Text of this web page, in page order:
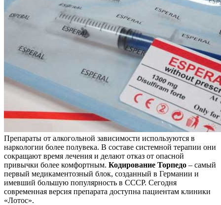
Препараты от алкогольной зависимости используются в
наркологии более полувека. В составе системной терапии они
сокращают время лечения и делают отказ от опасной
привычки более комфортным. Кодирование Торпедо – самый
первый медикаментозный блок, созданный в Германии и
имевший большую популярность в СССР. Сегодня
современная версия препарата доступна пациентам клиники
«Лотос».